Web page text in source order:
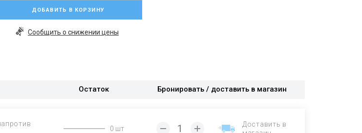
ДОБАВИТЬ В КОРЗИНУ
Сообщить о снижении цены
Остаток Бронировать / доставить в магазин
0 шт
Доставить в